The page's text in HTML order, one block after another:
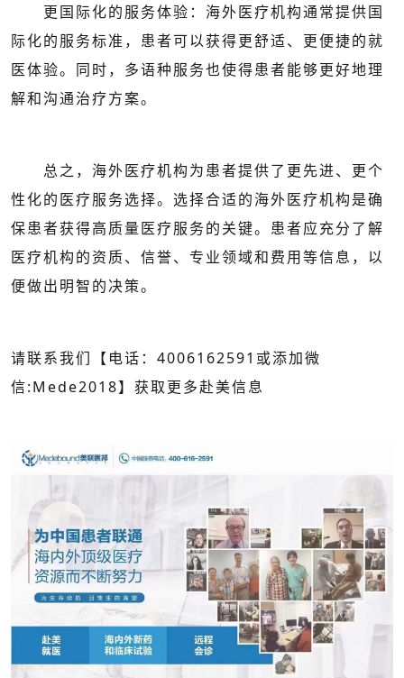
更国际化的服务体验：海外医疗机构通常提供国
际化的服务标准，患者可以获得更舒适、更便捷的就
医体验。同时，多语种服务也使得患者能够更好地理
解和沟通治疗方案。
总之，海外医疗机构为患者提供了更先进、更个
性化的医疗服务选择。选择合适的海外医疗机构是确
保患者获得高质量医疗服务的关键。患者应充分了解
医疗机构的资质、信誉、专业领域和费用等信息，以
便做出明智的决策。
请联系我们【电话：4006162591或添加微
信:Mede2018】获取更多赴美信息